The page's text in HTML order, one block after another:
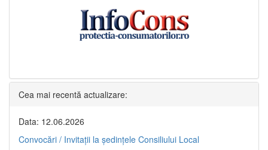
Cea mai recentă actualizare:
Data: 12.06.2026
Convocări / Invitaţii la şedinţele Consiliului Local